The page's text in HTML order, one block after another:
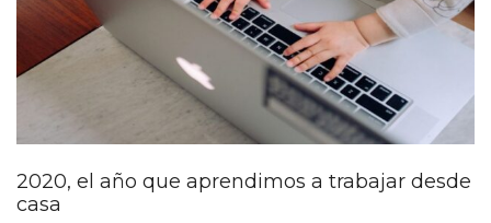
2020, el año que aprendimos a trabajar desde
casa